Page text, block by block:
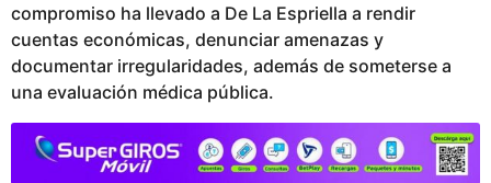
compromiso ha llevado a De La Espriella a rendir
cuentas económicas, denunciar amenazas y
documentar irregularidades, además de someterse a
una evaluación médica pública.